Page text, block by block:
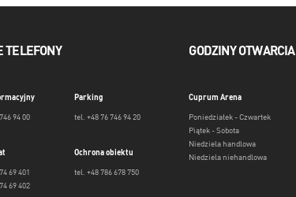
TELEFONY
94 00
Parking
tel. +48 76 746 94 20
69 401
69 402
Ochrona obiektu
tel. +48 786 678 750
GODZINY OTWARCIA
Cuprum Arena
Poniedziałek - Czwartek
Piątek - Sobota
Niedziela handlowa
Niedziela niehandlowa